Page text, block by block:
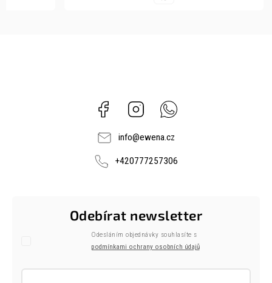
Facebook Instagram
info@ewena.cz
+420777257306
Odebírat newsletter
Odesláním objednávky souhlasíte s
podmínkami ochrany osobních údajů